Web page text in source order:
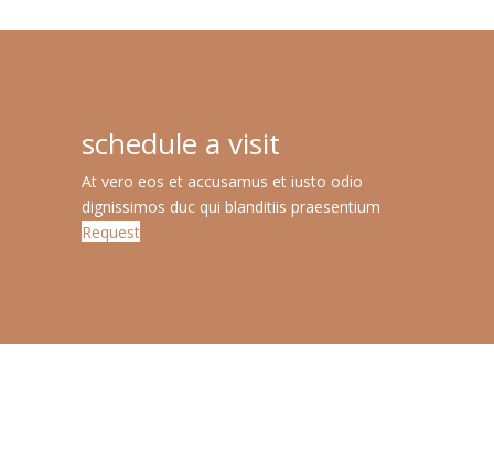
schedule a visit
At vero eos et accusamus et iusto odio
dignissimos duc qui blanditiis praesentium
Request